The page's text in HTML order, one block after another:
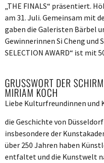
„THE FINALS“ präsentiert.
am 31. Juli. Gemeinsam mit
gaben die Galeristen Bärbel
Gewinnerinnen Si Cheng und
SELECTION AWARD“ ist mit
GRUSSWORT DER
MIRIAM KOCH
Liebe Kulturfreundinnen und
die Geschichte von
insbesondere der
über 250 Jahren haben
entfaltet und die Kunstwelt